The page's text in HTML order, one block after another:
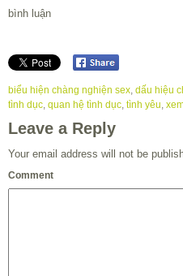
bình luận
biểu hiện chàng nghiện sex, dấu hiệu
tình dục, quan hệ tình dục, tình yêu,
Leave a Reply
Your email address will not be
Comment